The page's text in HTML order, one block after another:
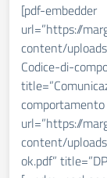
[pdf-embedder
url=”https://
content/
Codice-di-
url=”https://
content/
ok.pdf”